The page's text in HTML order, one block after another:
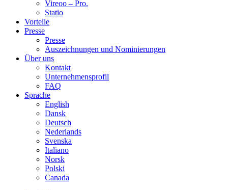
Vireoo – Pro.
Statio
Vorteile
Presse
Presse
Auszeichnungen und Nominierungen
Über uns
Kontakt
Unternehmensprofil
FAQ
Sprache
English
Dansk
Deutsch
Nederlands
Svenska
Italiano
Norsk
Polski
Canada